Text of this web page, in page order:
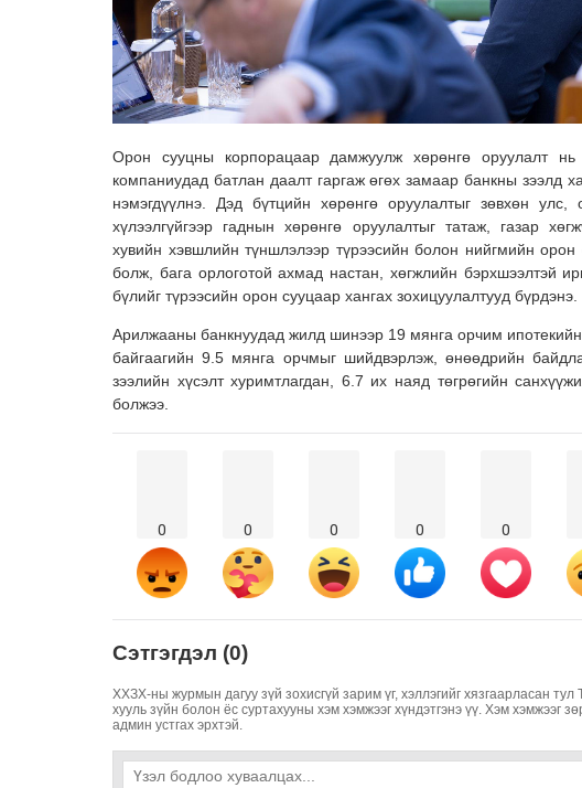
Орон сууцны корпорацаар дамжуулж хөрөнгө оруулалт нь
компаниудад батлан даалт гаргаж өгөх замаар банкны зээлд
нэмэгдүүлнэ. Дэд бүтцийн хөрөнгө оруулалтыг зөвхөн улс,
хүлээлгүйгээр гаднын хөрөнгө оруулалтыг татаж, газар
хувийн хэвшлийн түншлэлээр түрээсийн болон нийгмийн орон
болж, бага орлоготой ахмад настан, хөгжлийн бэрхшээлтэй
бүлийг түрээсийн орон сууцаар хангах зохицуулалтууд бүрдэнэ.
Арилжааны банкнуудад жилд шинээр 19 мянга орчим ипотекийн
байгаагийн 9.5 мянга орчмыг шийдвэрлэж, өнөөдрийн
зээлийн хүсэлт хуримтлагдан, 6.7 их наяд төгрөгийн
болжээ.
0 0 0 0 0
Сэтгэгдэл (0)
ХХЗХ-ны журмын дагуу зүй зохисгүй зарим үг, хэллэгийг хязгаарласан тул
хууль зүйн болон ёс суртахууны хэм хэмжээг хүндэтгэнэ үү. Хэм хэмжээг
админ устгах эрхтэй.